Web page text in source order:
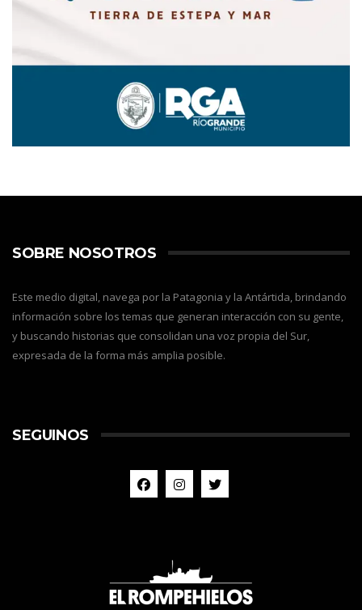
SOBRE NOSOTROS
Este medio digital, navega por la Patagonia y la Antártida, brindando
información sobre los temas que generan interacción con su gente,
y buscando historias que consolidan una voz propia del Sur,
expresada de la forma más amplia posible.
SEGUINOS